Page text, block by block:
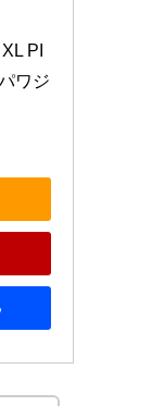
PI
ワジ